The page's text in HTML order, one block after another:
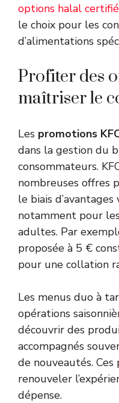
options halal
le choix pour les
d’alimentations
Profiter des
maîtriser le
Les promotions
dans la gestion du
consommateurs.
nombreuses offres
le biais
notamment pour
adultes. Par
proposée à 5 €
pour une collation
Les menus duo à
opérations
découvrir des
accompagnés
de nouveautés.
renouveler
dépense.